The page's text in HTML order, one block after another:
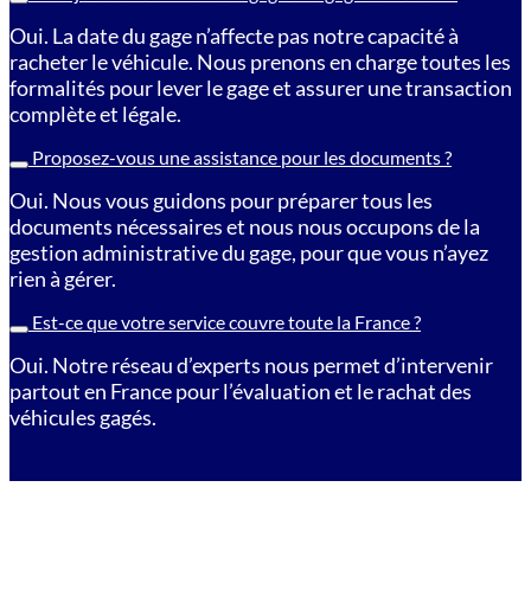
Oui. La date du gage n’affecte pas notre capacité à
racheter le véhicule. Nous prenons en charge toutes les
formalités pour lever le gage et assurer une transaction
complète et légale.
Proposez-vous une assistance pour les documents ?
Oui. Nous vous guidons pour préparer tous les
documents nécessaires et nous nous occupons de la
gestion administrative du gage, pour que vous n’ayez
rien à gérer.
Est-ce que votre service couvre toute la France ?
Oui. Notre réseau d’experts nous permet d’intervenir
partout en France pour l’évaluation et le rachat des
véhicules gagés.